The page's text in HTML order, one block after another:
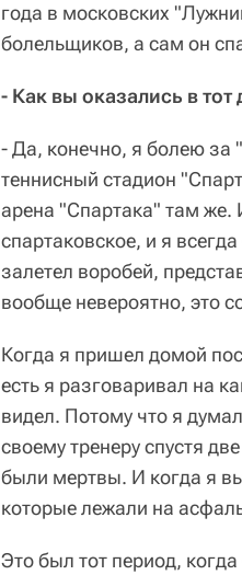
года в московских
болельщиков, а сам он
- Как вы оказались в
- Да, конечно, я болею за
теннисный стадион
арена "Спартака" там же.
спартаковское, и я
залетел воробей,
вообще невероятно, это
Когда я пришел домой
есть я разговаривал на
видел. Потому что я
своему тренеру спустя
были мертвы. И когда я
которые лежали на
Это был тот период,